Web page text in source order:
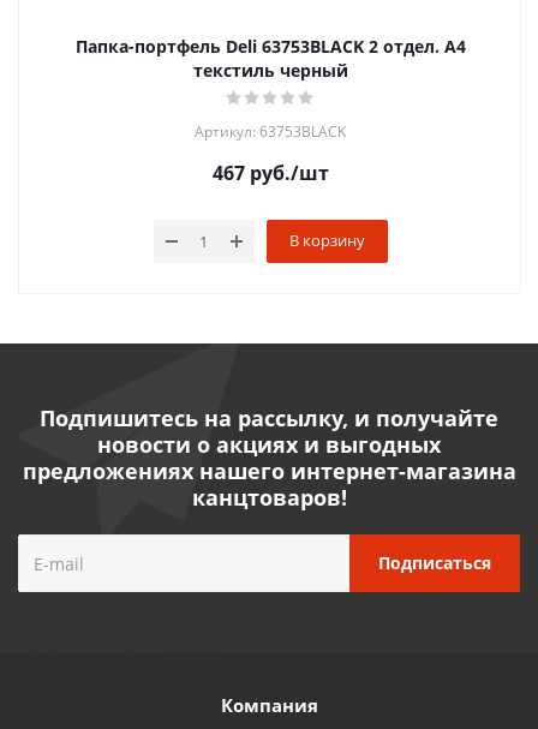
Папка-портфель Deli 63753BLACK 2 отдел. A4
текстиль черный
Артикул: 63753BLACK
467руб./шт
В корзину
Подпишитесь на рассылку, и получайте
новости о акциях и выгодных
предложениях нашего интернет-магазина
канцтоваров!
Компания